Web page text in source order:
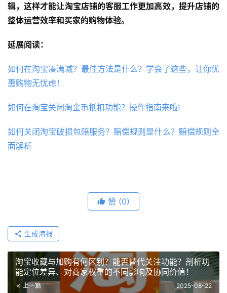
辑，这样才能让淘宝店铺的客服工作更加高效，提升店铺的
整体运营效率和买家的购物体验。
延展阅读：
如何在淘宝凑满减？最佳方法是什么？学会了这些，让你优
惠购物无忧虑！
如何在淘宝关闭淘金币抵扣功能？操作指南来啦!
如何关闭淘宝破损包赔服务？赔偿规则是什么？赔偿规则全
面解析
赞 (0)
生成海报
淘宝收藏与加购有何区别？能否替代关注功能？剖析功
能定位差异、对商家权重的不同影响及协同价值！
上一篇 2025-08-22